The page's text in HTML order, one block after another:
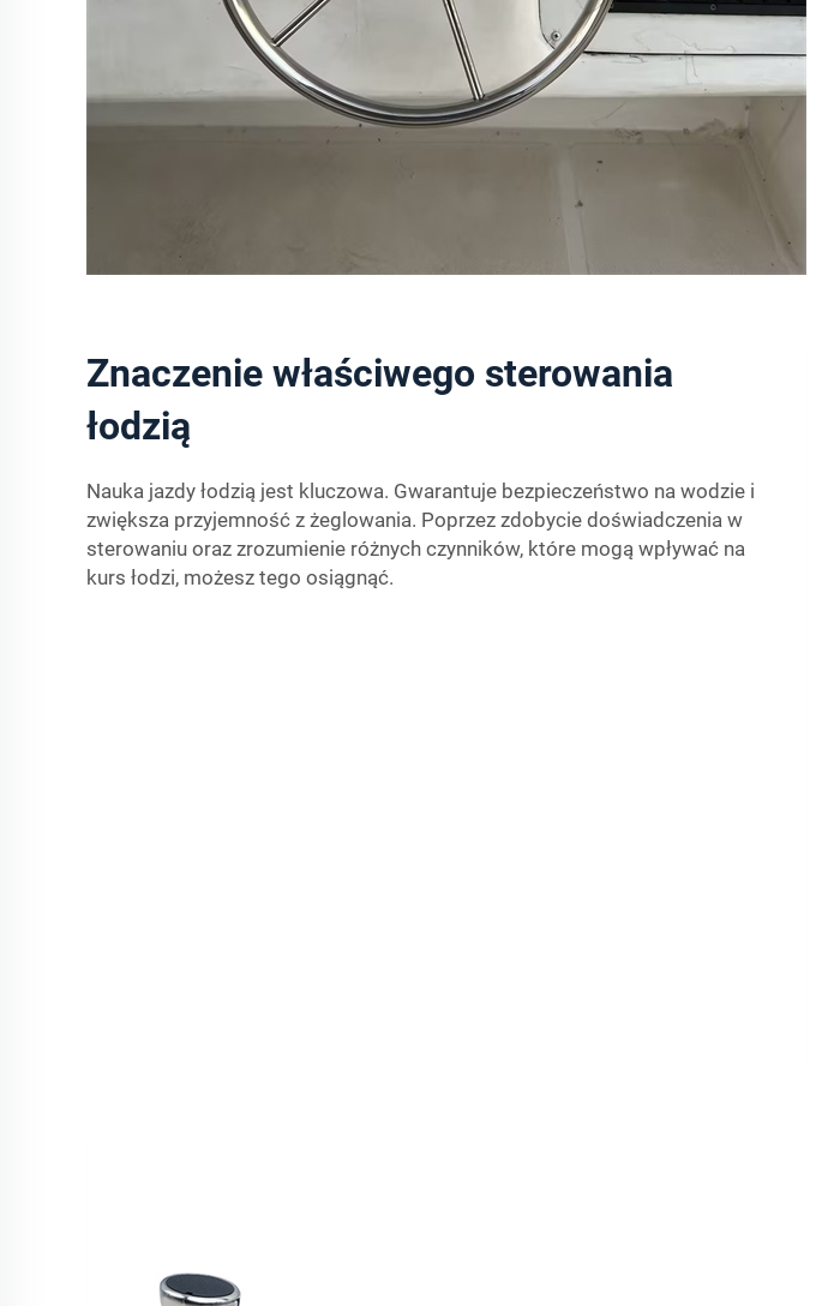
Znaczenie właściwego sterowania
łodzią
Nauka jazdy łodzią jest kluczowa. Gwarantuje bezpieczeństwo na wodzie i
zwiększa przyjemność z żeglowania. Poprzez zdobycie doświadczenia w
sterowaniu oraz zrozumienie różnych czynników, które mogą wpływać na
kurs łodzi, możesz tego osiągnąć.